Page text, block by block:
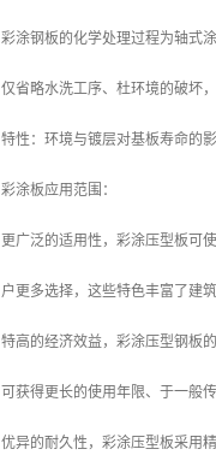
彩涂钢板的化学处理过程为轴式
仅省略水洗工序、杜环境的破坏
特性：环境与镀层对基板寿命的
彩涂板应用范围：
更广泛的适用性，彩涂压型板可
户更多选择，这些特色丰富了建
特高的经济效益，彩涂压型钢板
可获得更长的使用年限、于一般
优异的耐久性，彩涂压型板采用